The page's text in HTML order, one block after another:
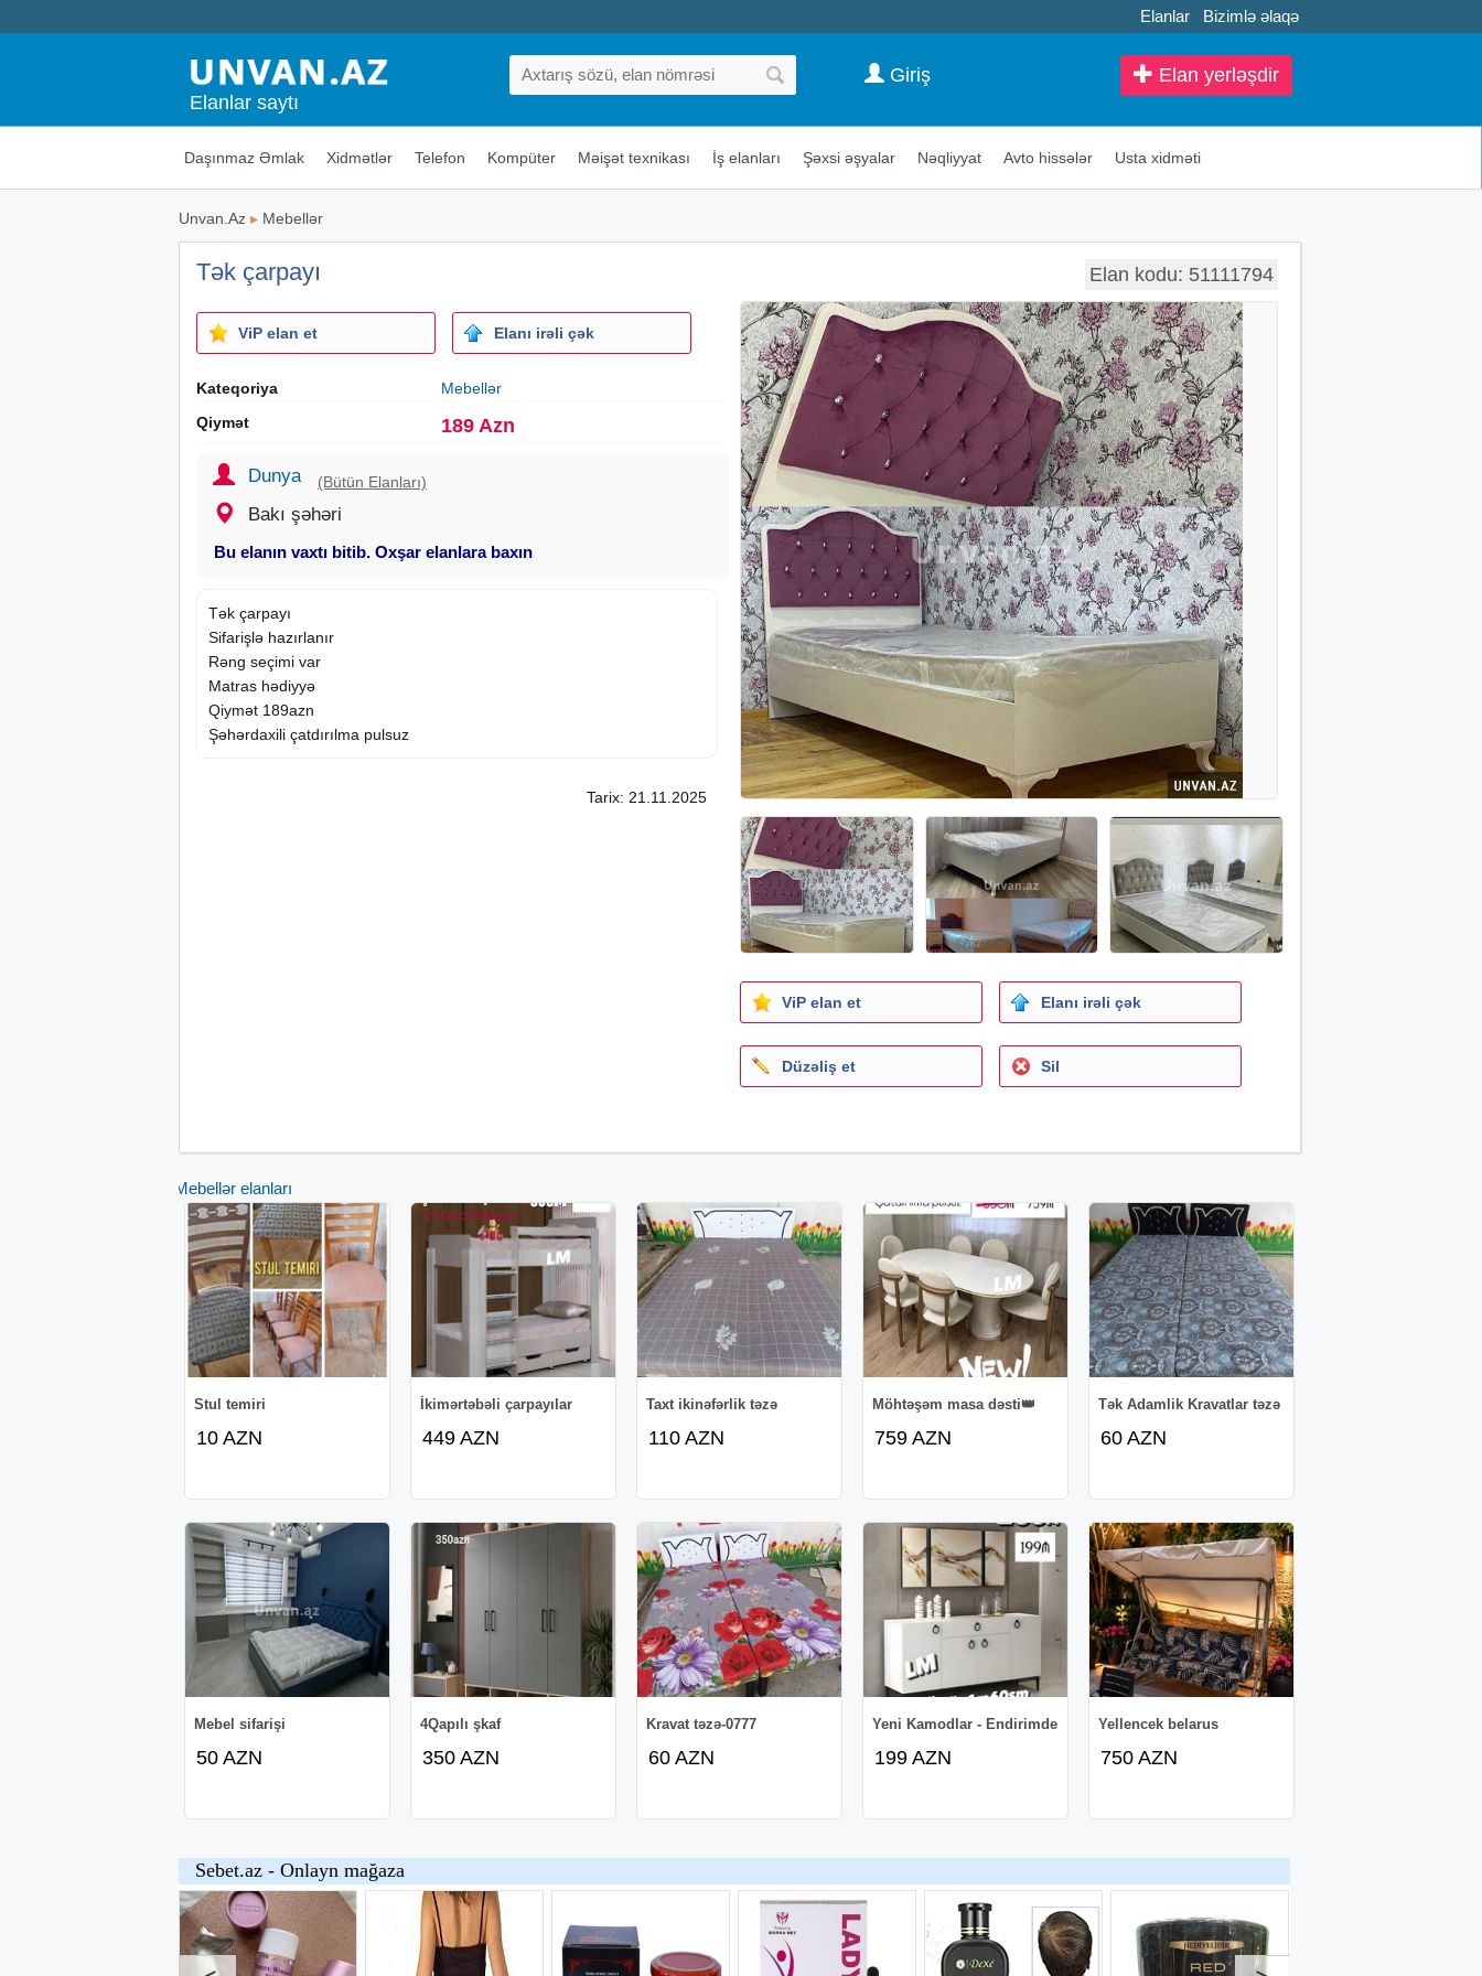
Elanlar Bizimlə əlaqə
Elanlar saytı
Elan yerləşdir
Giriş
Daşınmaz Əmlak Xidmətlər Telefon Kompüter Məişət texnikası İş elanları Şəxsi əşyalar Nəqliyyat Avto hissələr Usta xidməti
Unvan.Az ▸ Mebellər
Tək çarpayı Elan kodu: 51111794
ViP elan et Elanı irəli çək
Kateqoriya
Mebellər
Qiymət
189 Azn
Dunya (Bütün Elanları)
Bakı şəhəri
Bu elanın vaxtı bitib. Oxşar elanlara baxın
Tək çarpayı
Sifarişlə hazırlanır
Rəng seçimi var
Matras hədiyyə
Qiymət 189azn
Şəhərdaxili çatdırılma pulsuz
Tarix: 21.11.2025
ViP elan et Elanı irəli çək
Düzəliş et Sil
Mebellər elanları
Stul temiri
10 AZN
İkimərtəbəli çarpayılar
449 AZN
Taxt ikinəfərlik təzə
110 AZN
Möhtəşəm masa dəsti👑
759 AZN
Tək Adamlik Kravatlar təzə
60 AZN
Mebel sifarişi
50 AZN
4Qapılı şkaf
350 AZN
Kravat təzə-0777
60 AZN
Yeni Kamodlar - Endirimde
199 AZN
Yellencek belarus
750 AZN